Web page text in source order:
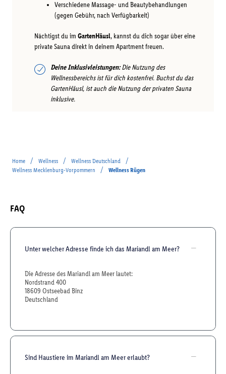
Verschiedene Massage- und Beautybehandlungen
(gegen Gebühr, nach Verfügbarkeit)
Nächtigst du im GartenHäusl, kannst du dich sogar über eine
private Sauna direkt in deinem Apartment freuen.
Deine Inklusivleistungen:Die Nutzung des
Wellnessbereichs ist für dich kostenfrei. Buchst du das
GartenHäusl, ist auch die Nutzung der privaten Sauna
inklusive.
Home / Wellness / Wellness Deutschland /
Wellness Mecklenburg-Vorpommern / Wellness Rügen
FAQ
Unter welcher Adresse finde ich das Mariandl am Meer?
Die Adresse des Mariandl am Meer lautet:
Nordstrand 400
18609 Ostseebad Binz
Deutschland
Sind Haustiere im Mariandl am Meer erlaubt?